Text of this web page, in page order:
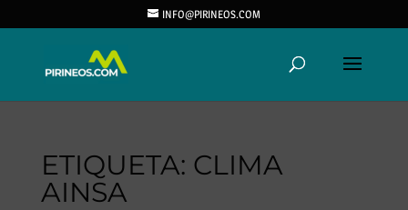
INFO@PIRINEOS.COM
ETIQUETA: CLIMA
AINSA